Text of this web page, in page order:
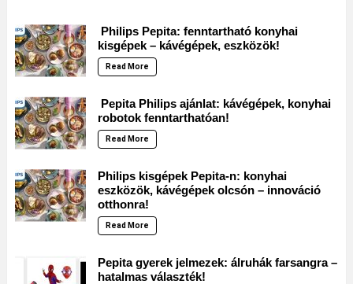
Philips Pepita: fenntartható konyhai
kisgépek – kávégépek, eszközök!
Read More
Pepita Philips ajánlat: kávégépek, konyhai
robotok fenntarthatóan!
Read More
Philips kisgépek Pepita-n: konyhai
eszközök, kávégépek olcsón – innováció
otthonra!
Read More
Pepita gyerek jelmezek: álruhák farsangra –
hatalmas választék!